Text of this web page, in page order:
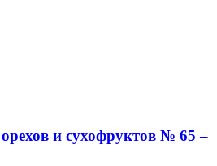
и сухофруктов № 65 –